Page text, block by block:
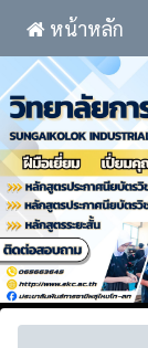
หน้าหลัก